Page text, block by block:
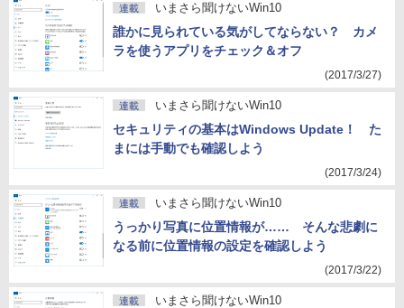
連載 いまさら聞けないWin10
誰かに見られている気がしてならない？ カメ
ラを使うアプリをチェック＆オフ
(2017/3/27)
連載 いまさら聞けないWin10
セキュリティの基本はWindows Update！ た
まには手動でも確認しよう
(2017/3/24)
連載 いまさら聞けないWin10
うっかり写真に位置情報が…… そんな悲劇に
なる前に位置情報の設定を確認しよう
(2017/3/22)
連載 いまさら聞けないWin10